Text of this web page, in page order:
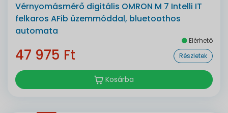
Vérnyomásmérő digitális OMRON M 7 Intelli IT
felkaros AFib üzemmóddal, bluetoothos
automata
Elérhető
47 975 Ft Részletek
Kosárba